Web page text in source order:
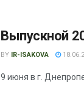
Выпускной
BY IR-ISAKOVA
9 июня в г.